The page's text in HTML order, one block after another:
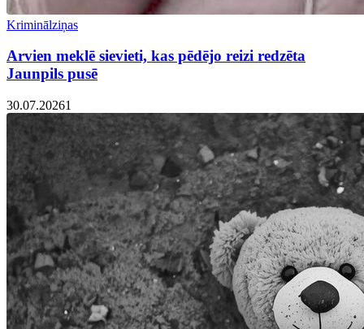
Kriminālziņas
Arvien meklē sievieti, kas pēdējo reizi redzēta
Jaunpils pusē
30.07.20261